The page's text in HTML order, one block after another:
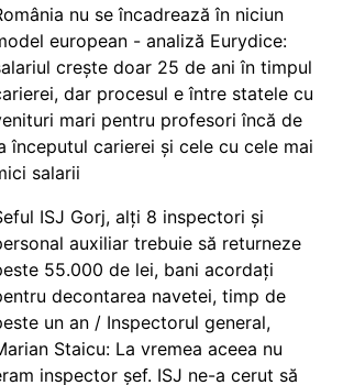
nu se încadrează în niciun
european - analiză Eurydice:
crește doar 25 de ani în timpul
dar procesul e între statele cu
mari pentru profesori încă de
începutul carierei și cele cu cele mai
salarii
ISJ Gorj, alți 8 inspectori și
auxiliar trebuie să returneze
55.000 de lei, bani acordați
decontarea navetei, timp de
un an / Inspectorul general,
Staicu: La vremea aceea nu
inspector șef. ISJ ne-a cerut să